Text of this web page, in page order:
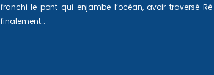
franchi le pont qui enjambe l’océan, avoir traversé
finalement…